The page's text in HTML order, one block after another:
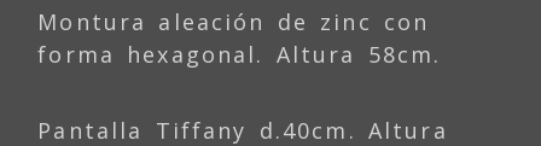
Montura aleación de zinc con
forma hexagonal. Altura 58cm.
Pantalla Tiffany d.40cm. Altura